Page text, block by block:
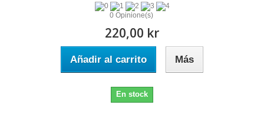
0 Opinione(s)
220,00 kr
Añadir al carrito Más
En stock